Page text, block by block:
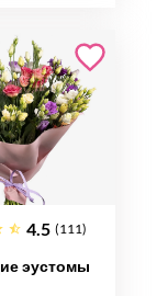
4.5 (111)
эустомы